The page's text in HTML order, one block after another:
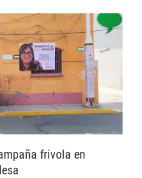
frivola en